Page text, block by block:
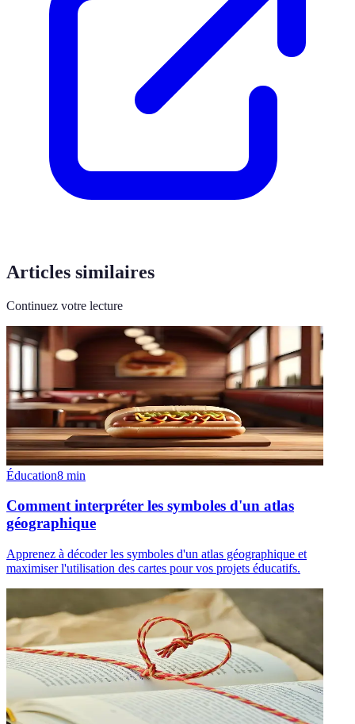
Articles similaires
Continuez votre lecture
Éducation8 min
Comment interpréter les symboles d'un atlas
géographique
Apprenez à décoder les symboles d'un atlas géographique et
maximiser l'utilisation des cartes pour vos projets éducatifs.